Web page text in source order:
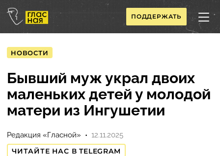
ПОДДЕРЖАТЬ
НОВОСТИ
Бывший муж украл двоих
маленьких детей у молодой
матери из Ингушетии
Редакция «Гласной»
12.11.2025
ЧИТАЙТЕ НАС В TELEGRAM